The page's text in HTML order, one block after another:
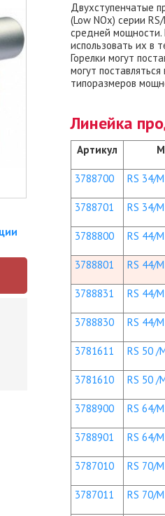
Двухступенчатые
(Low NOx) серии
средней мощности.
использовать их в
Горелки могут
могут
типоразмеров
Линейка
Артикул
3788700 RS 34/
3788701 RS 34/
3788800 RS 44/
3788801 RS 44/
3788831 RS 44/
3788830 RS 44/
3781611 RS 50 /
3781610 RS 50 /
3788900 RS 64/
3788901 RS 64/
3787010 RS 70/
3787011 RS 70/